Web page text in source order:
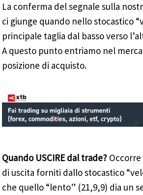
La conferma del segnale sulla
ci giunge quando nello stocastico
principale taglia dal basso verso
A questo punto entriamo nel
posizione di acquisto.
Quando USCIRE dal trade?
di uscita forniti dallo stocastico
che quello “lento” (21,9,9) dia un